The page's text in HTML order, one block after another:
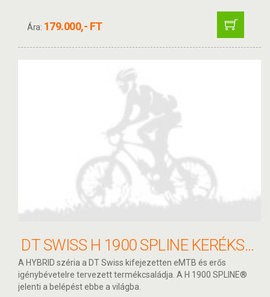
Ára: 179.000,- FT
DT SWISS H 1900 SPLINE KERÉKSZETT 27.5" 15/110 - 12/148 SHIMANO HG ACÉL 30MM
A HYBRID széria a DT Swiss kifejezetten eMTB és erős
igénybévetelre tervezett termékcsaládja. A H 1900 SPLINE®
jelenti a belépést ebbe a világba.